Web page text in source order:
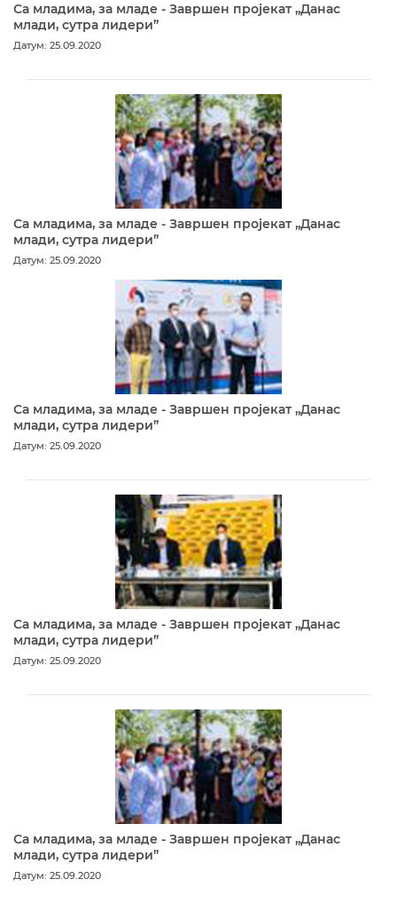
Са младима, за младе - Завршен пројекат „Данас
млади, сутра лидери”
Датум: 25.09.2020
Са младима, за младе - Завршен пројекат „Данас
млади, сутра лидери”
Датум: 25.09.2020
Са младима, за младе - Завршен пројекат „Данас
млади, сутра лидери”
Датум: 25.09.2020
Са младима, за младе - Завршен пројекат „Данас
млади, сутра лидери”
Датум: 25.09.2020
Са младима, за младе - Завршен пројекат „Данас
млади, сутра лидери”
Датум: 25.09.2020